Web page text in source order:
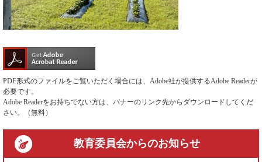
PDF形式のファイルをご覧いただく場合には、Adobe社が提供するAdobe Readerが
必要です。
Adobe Readerをお持ちでない方は、バナーのリンク先からダウンロードしてくだ
さい。（無料）
教育委員会からのお知らせ